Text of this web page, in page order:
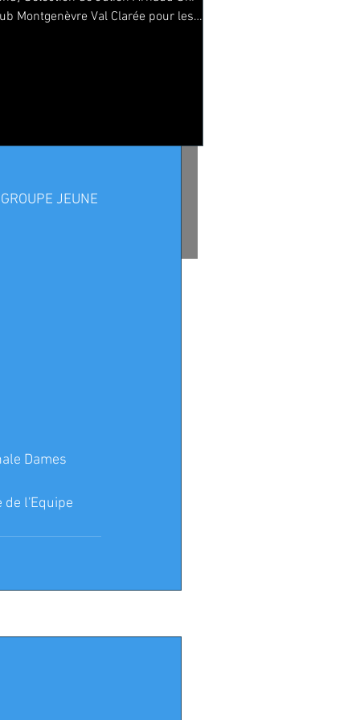
de Ski Alpin
JEUNE
Dames
de l'Equipe
Montgenèvre Val Clarée pour les